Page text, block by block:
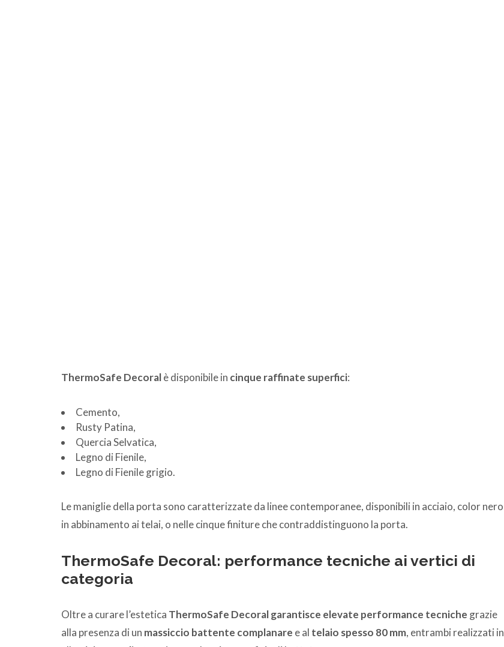
ThermoSafe Decoralè disponibile in cinque raffinate superfici:
Cemento,
Rusty Patina,
Quercia Selvatica,
Legno di Fienile,
Legno di Fienile grigio.
Le maniglie della porta sono caratterizzate da linee contemporanee, disponibili in acciaio, color nero
in abbinamento ai telai, o nelle cinque finiture che contraddistinguono la porta.
ThermoSafe Decoral: performance tecniche ai vertici di
categoria
Oltre a curare l’estetica ThermoSafe Decoral garantisce elevate performance tecniche grazie
alla presenza di un massiccio battente complanare e al telaio spesso 80 mm, entrambi realizzati in